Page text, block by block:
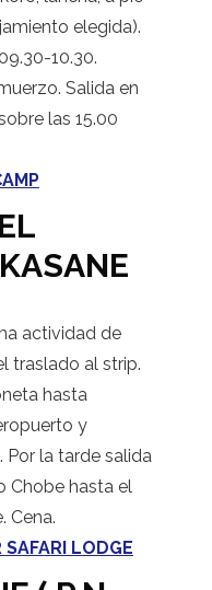
elegida).
10.30.
Salida en
las 15.00
actividad de
traslado al strip.
hasta
y
la tarde salida
Chobe hasta el
Cena.
SAFARI LODGE